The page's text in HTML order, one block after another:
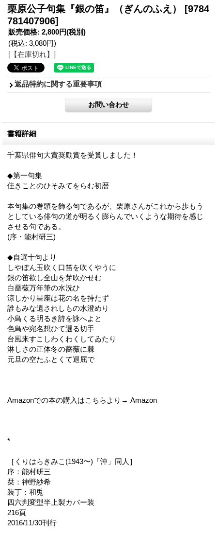
栗原公子句集『銀の笛』（ぎんのふえ）
[9784
781407906]
販売価格: 2,800円(税別)
(税込: 3,080円)
[【在庫切れ】]
返品特約に関する重要事項
書籍詳細
千葉県俳句大賞奨励賞を受賞しました！
◆第一句集
佳きことのひそみてをらむ初暦
本句集の巻頭を飾る句であるが、栗原さんがこれから歩もう
としている俳句の道が明るく膨らんでいくような期待を感じ
させる句である。
(序・能村研三)
◆自選十句より
しやぼん玉吹く口笛を吹くやうに
銀の笛欲し全山を芽吹かせむ
白薔薇万年筆の水洗ひ
涼しかり星座は花の名を持たず
誰もみな遺されしもの水澄めり
小鳥くる明るき詩を詠へよと
色鳥や宛名想ひて選る切手
台風来すこしわくわくしてゐたり
淋しさの正体冬の薔薇に棘
元旦の空たふとくて退屈で
Amazonでの本の購入はこちらより→ Amazon
*
［くりはらきみこ(1943〜)「沖」同人］
序：能村研三
栞：神野紗希
装丁：和兎
四六判変型半上製カバー装
216頁
2016/11/30刊行